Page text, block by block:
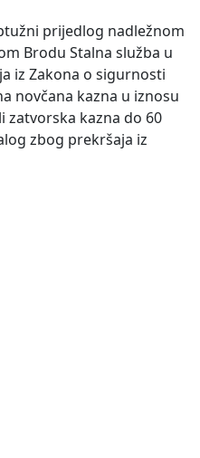
prijedlog nadležnom
Brodu Stalna služba u
iz Zakona o sigurnosti
novčana kazna u iznosu
zatvorska kazna do 60
zbog prekršaja iz